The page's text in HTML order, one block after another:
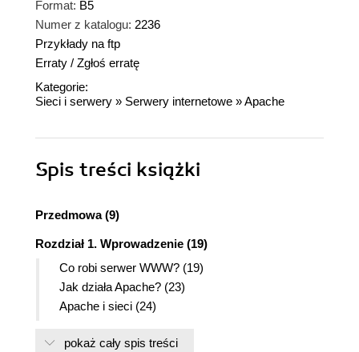
Format: B5
Numer z katalogu: 2236
Przykłady na ftp
Erraty / Zgłoś erratę
Kategorie:
Sieci i serwery » Serwery internetowe »Apache
Spis treści książki
Przedmowa (9)
Rozdział 1. Wprowadzenie (19)
Co robi serwer WWW? (19)
Jak działa Apache? (23)
Apache i sieci (24)
Co dzieje się po stronie serwera? (32)
pokaż cały spis treści